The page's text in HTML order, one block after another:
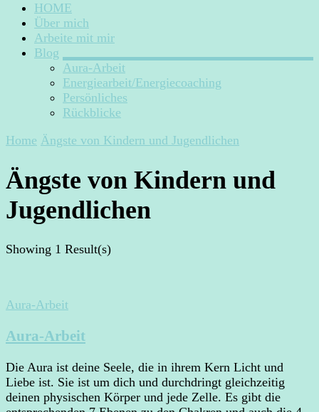
HOME
Über mich
Arbeite mit mir
Blog
Aura-Arbeit
Energiearbeit/Energiecoaching
Persönliches
Rückblicke
Home Ängste von Kindern und Jugendlichen
Ängste von Kindern und
Jugendlichen
Showing 1 Result(s)
Aura-Arbeit
Aura-Arbeit
Die Aura ist deine Seele, die in ihrem Kern Licht und
Liebe ist. Sie ist um dich und durchdringt gleichzeitig
deinen physischen Körper und jede Zelle. Es gibt die